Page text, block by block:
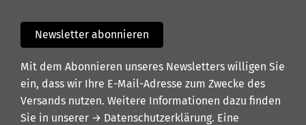
Newsletter abonnieren
Mit dem Abonnieren unseres Newsletters willigen Sie
ein, dass wir Ihre E-Mail-Adresse zum Zwecke des
Versands nutzen. Weitere Informationen dazu finden
Sie in unserer → Datenschutzerklärung. Eine